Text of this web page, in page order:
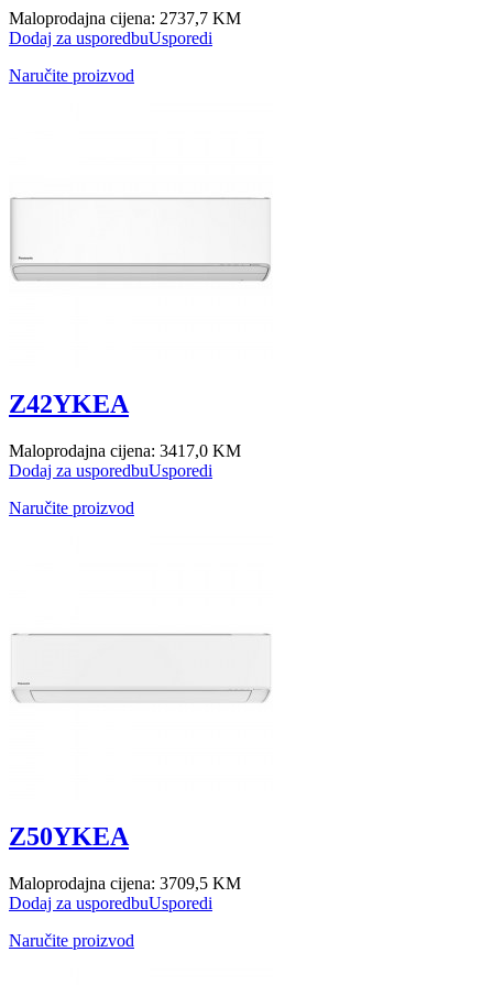
Maloprodajna cijena: 2737,7 KM
Dodaj za usporedbuUsporedi
Naručite proizvod
Z42YKEA
Maloprodajna cijena: 3417,0 KM
Dodaj za usporedbuUsporedi
Naručite proizvod
Z50YKEA
Maloprodajna cijena: 3709,5 KM
Dodaj za usporedbuUsporedi
Naručite proizvod